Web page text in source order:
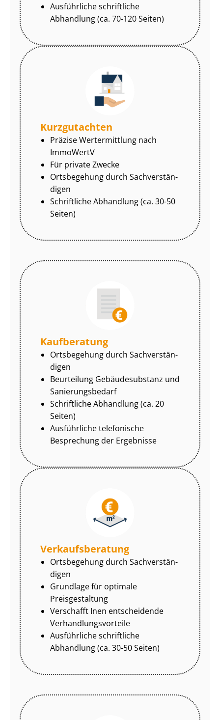
Ausführliche schriftliche
Abhandlung (ca. 70-120 Seiten)
Kurzgutachten
Präzise Wertermittlung nach
ImmoWertV
Für private Zwecke
Ortsbegehung durch Sach­ver­stän­
di­gen
Schriftliche Abhandlung (ca. 30-50
Seiten)
Kaufberatung
Ortsbegehung durch Sach­ver­stän­
di­gen
Beurteilung Gebäudesubstanz und
Sa­nie­rungs­be­darf
Schriftliche Abhandlung (ca. 20
Seiten)
Ausführliche telefonische
Besprechung der Ergebnisse
Ver­kaufs­be­ra­tung
Ortsbegehung durch Sach­ver­stän­
di­gen
Grundlage für optimale
Preisgestaltung
Verschafft Inen entscheidende
Ver­hand­lungs­vor­tei­le
Ausführliche schriftliche
Abhandlung (ca. 30-50 Seiten)